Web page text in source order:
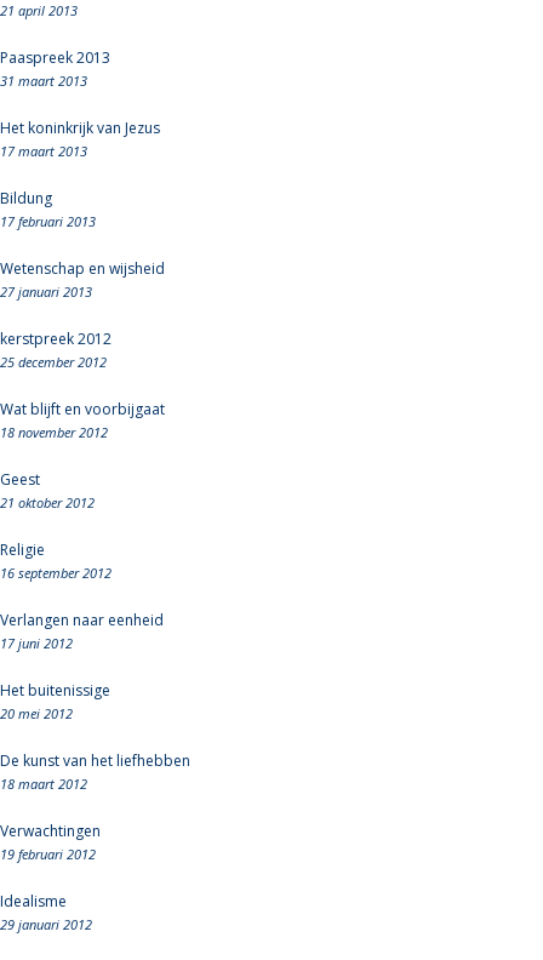
21 april 2013
Paaspreek 2013
31 maart 2013
Het koninkrijk van Jezus
17 maart 2013
Bildung
17 februari 2013
Wetenschap en wijsheid
27 januari 2013
kerstpreek 2012
25 december 2012
Wat blijft en voorbijgaat
18 november 2012
Geest
21 oktober 2012
Religie
16 september 2012
Verlangen naar eenheid
17 juni 2012
Het buitenissige
20 mei 2012
De kunst van het liefhebben
18 maart 2012
Verwachtingen
19 februari 2012
Idealisme
29 januari 2012